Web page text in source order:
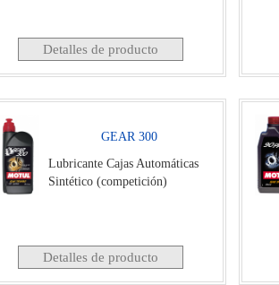
Detalles de producto
GEAR 300
Lubricante Cajas Automáticas
Sintético (competición)
Detalles de producto